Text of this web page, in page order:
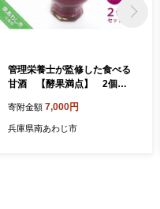
管理栄養士が監修した食べる
甘酒 【酵果満点】 2個セ
寄附金額 7,000円
兵庫県南あわじ市